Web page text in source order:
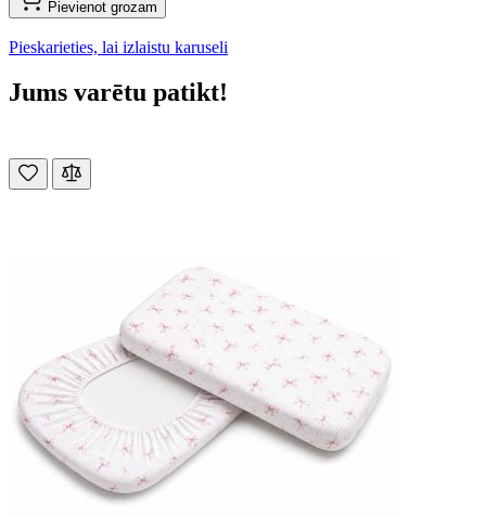
Pievienot grozam
Pieskarieties, lai izlaistu karuseli
Jums varētu patikt!